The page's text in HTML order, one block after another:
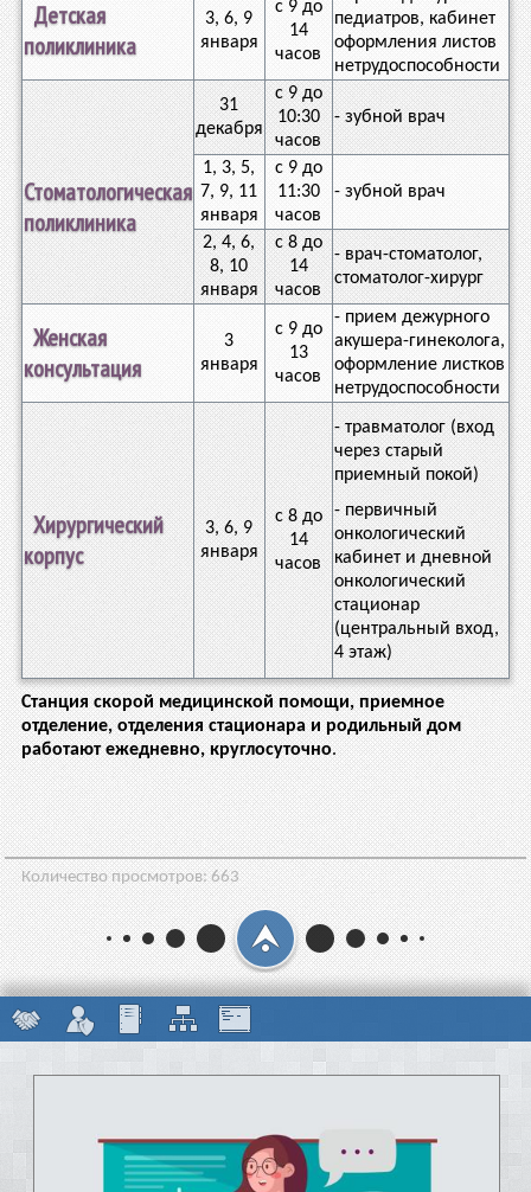
Детская
поликлиника
3, 6, 9
января
с 9 до
14
часов
педиатров, кабинет
оформления листов
нетрудоспособности
Стоматологическая
поликлиника
31
декабря
с 9 до
10:30
часов
- зубной врач
1, 3, 5,
7, 9, 11
января
с 9 до
11:30
часов
- зубной врач
2, 4, 6,
8, 10
января
с 8 до
14
часов
- врач-стоматолог,
стоматолог-хирург
Женская
консультация
3
января
с 9 до
13
часов
- прием дежурного
акушера-гинеколога,
оформление листков
нетрудоспособности
Хирургический
корпус
3, 6, 9
января
с 8 до
14
часов
- травматолог (вход
через старый
приемный покой)
- первичный
онкологический
кабинет и дневной
онкологический
стационар
(центральный вход,
4 этаж)
Станция скорой медицинской помощи, приемное
отделение, отделения стационара и родильный дом
работают ежедневно, круглосуточно.
Количество просмотров: 663